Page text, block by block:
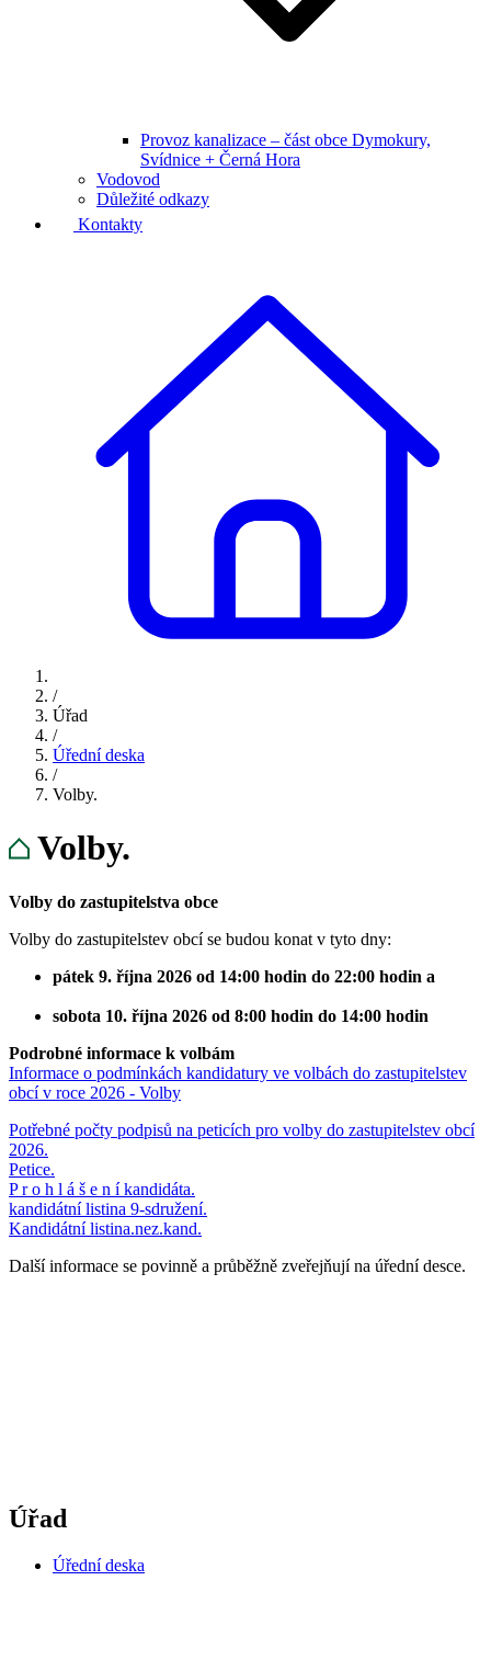
Provoz kanalizace – část obce Dymokury,
Svídnice + Černá Hora
Vodovod
Důležité odkazy
Kontakty
/
Úřad
/
Úřední deska
/
Volby.
Volby.
Volby do zastupitelstva obce
Volby do zastupitelstev obcí se budou konat v tyto dny:
pátek 9. října 2026 od 14:00 hodin do 22:00 hodin a
sobota 10. října 2026 od 8:00 hodin do 14:00 hodin
Podrobné informace k volbám
Informace o podmínkách kandidatury ve volbách do zastupitelstev
obcí v roce 2026 - Volby
Potřebné počty podpisů na peticích pro volby do zastupitelstev obcí
2026.
Petice.
P r o h l á š e n í kandidáta.
kandidátní listina 9-sdružení.
Kandidátní listina.nez.kand.
Další informace se povinně a průběžně zveřejňují na úřední desce.
Úřad
Úřední deska